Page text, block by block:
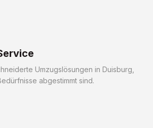
Umzugslösungen in Duisburg,
abgestimmt sind.